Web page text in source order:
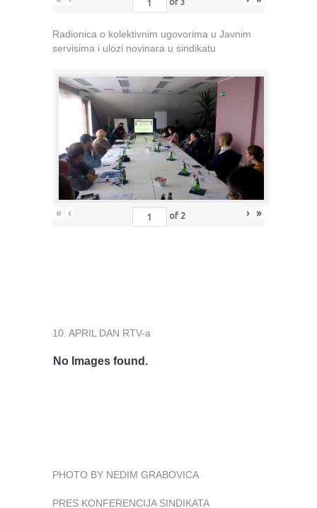
of 3
Radionica o kolektivnim ugovorima u Javnim
servisima i ulozi novinara u sindikatu
« ‹ of 2 › »
10. APRIL DAN RTV-a
No Images found.
PHOTO BY NEDIM GRABOVICA
PRES KONFERENCIJA SINDIKATA